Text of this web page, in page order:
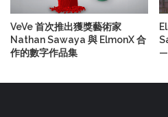
VeVe 首次推出獲獎藝術家
Nathan Sawaya 與 ElmonX 合
作的數字作品集
—